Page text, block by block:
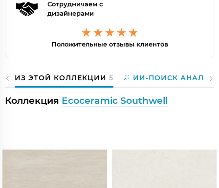
Сотрудничаем с
дизайнерами
Положительные отзывы клиентов
ИЗ ЭТОЙ КОЛЛЕКЦИИ 5 ИИ-ПОИСК
Коллекция Ecoceramic Southwell